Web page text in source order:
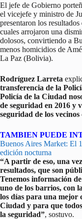
El jefe de Gobierno
el vicejefe y ministro de
presentaron los
cuales arrojaron una
dolosos, convirtiendo a
menos homicidios de
La Paz (Bolivia).
Rodríguez Larreta
transferencia de la
Policía de la Ciudad
de seguridad en 2016 y
seguridad de los
TAMBIEN PUEDE
Buenos Aires Market: El
edición nocturna
“A partir de eso, una
resultados, que son
Tenemos información
uno de los barrios, con
los días para una mejor
Ciudad y para que
la seguridad”, sostuvo.